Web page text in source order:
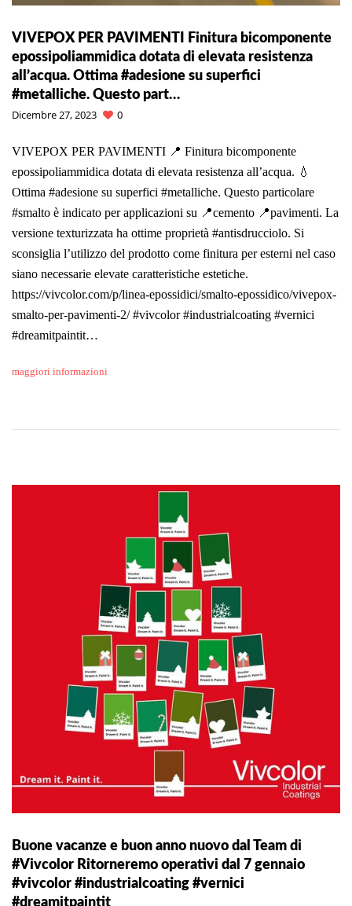
VIVEPOX PER PAVIMENTI Finitura bicomponente
epossipoliammidica dotata di elevata resistenza
all’acqua. Ottima #adesione su superfici
#metalliche. Questo part…
Dicembre 27, 2023
0
VIVEPOX PER PAVIMENTI 📍 Finitura bicomponente
epossipoliammidica dotata di elevata resistenza all’acqua. 💧
Ottima #adesione su superfici #metalliche. Questo particolare
#smalto è indicato per applicazioni su 📍cemento 📍pavimenti. La
versione texturizzata ha ottime proprietà #antisdrucciolo. Si
sconsiglia l’utilizzo del prodotto come finitura per esterni nel caso
siano necessarie elevate caratteristiche estetiche.
https://vivcolor.com/p/linea-epossidici/smalto-epossidico/vivepox-
smalto-per-pavimenti-2/ #vivcolor #industrialcoating #vernici
#dreamitpaintit…
maggiori informazioni
Buone vacanze e buon anno nuovo dal Team di
#Vivcolor Ritorneremo operativi dal 7 gennaio
#vivcolor #industrialcoating #vernici
#dreamitpaintit